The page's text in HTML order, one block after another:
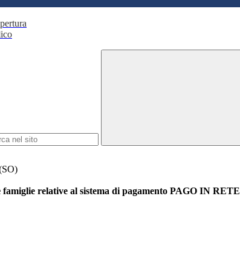
relative al sistema di pagamento PAGO IN RETE